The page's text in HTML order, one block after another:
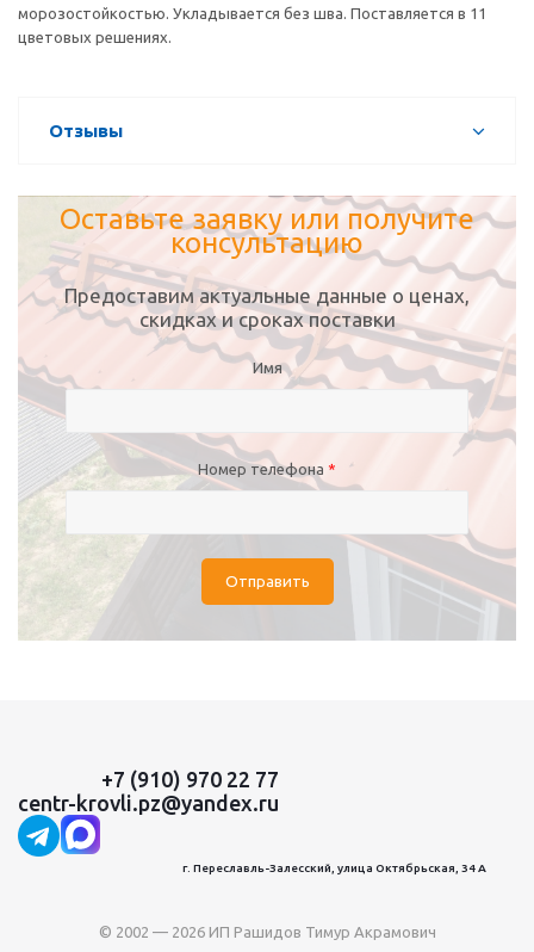
морозостойкостью. Укладывается без шва. Поставляется в 11
цветовых решениях.
Отзывы
Оставьте заявку или получите
консультацию
Предоставим актуальные данные о ценах,
скидках и сроках поставки
Имя
Номер телефона *
Отправить
+7 (910) 970 22 77
centr-krovli.pz@yandex.ru
г. Переславль-Залесский, улица Октябрьская, 34 А
© 2002 — 2026 ИП Рашидов Тимур Акрамович